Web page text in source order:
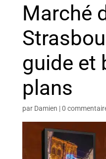
Marché
guide et
plans
par Damien |0